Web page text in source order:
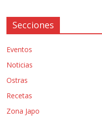
Secciones
Eventos
Noticias
Ostras
Recetas
Zona Japo